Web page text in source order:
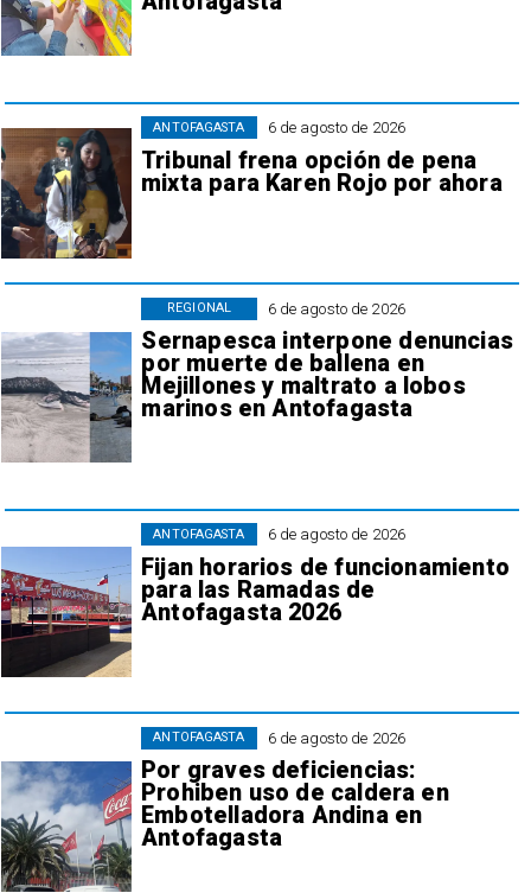
6 de agosto de 2026
Tribunal frena opción de pena
mixta para Karen Rojo por ahora
ANTOFAGASTA
6 de agosto de 2026
Sernapesca interpone denuncias
por muerte de ballena en
Mejillones y maltrato a lobos
marinos en Antofagasta
REGIONAL
6 de agosto de 2026
Fijan horarios de funcionamiento
para las Ramadas de
Antofagasta 2026
ANTOFAGASTA
6 de agosto de 2026
Por graves deficiencias:
Prohiben uso de caldera en
Embotelladora Andina en
Antofagasta
ANTOFAGASTA